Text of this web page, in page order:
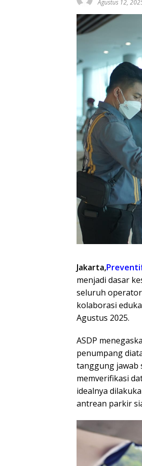
Agustus 12,
Jakarta,
menjadi dasar
seluruh
kolaborasi
Agustus 2025.
ASDP
penumpang
tanggung jawab
memverifikasi
idealnya
antrean parkir